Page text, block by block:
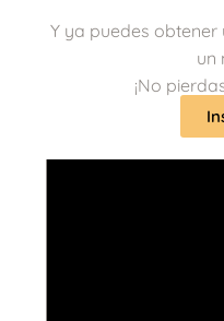
Y ya puedes obtener
un
¡No